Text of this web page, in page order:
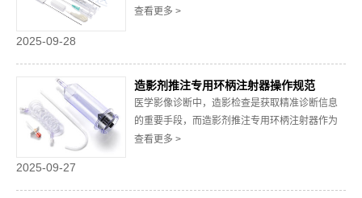
性，选择可靠的生产厂家成为医疗机构和采购方
实现，离不开亲水涂层鞘厂家在研发、生产、质
控等多方面的综合实力支撑。一、从生产资质与
认证看厂...
查看更多 >
2025-09-28
造影剂推注专用环柄注射器操作规范
医学影像诊断中，造影检查是获取精准诊断信息
的重要手段，而造影剂推注专用环柄注射器作为
造影检查中的关键设备，其规范操作关系到检查
射器的型号、规格，确认其与本次检查所需造影
查看更多 >
2025-09-27